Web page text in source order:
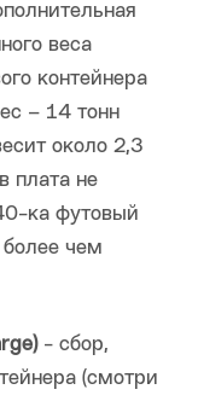
веса
контейнера
– 14 тонн
около 2,3
плата не
ка футовый
более чем
- сбор,
(смотри